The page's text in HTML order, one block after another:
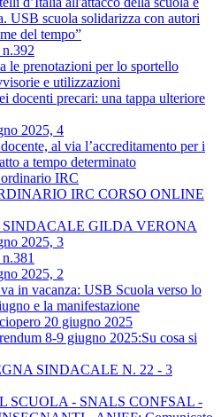
USB scuola solidarizza con autori
del tempo”
le prenotazioni per lo sportello
e utilizzazioni
docenti precari: una tappa ulteriore
2025, 4
al via l’accreditamento per i
a tempo determinato
IRC
IRC CORSO ONLINE
GILDA VERONA
2025, 3
2025, 2
in vacanza: USB Scuola verso lo
e la manifestazione
20 giugno 2025
8-9 giugno 2025:Su cosa si
SINDACALE N. 22 - 3
SCUOLA - SNALS CONFSAL -